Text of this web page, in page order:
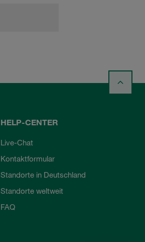
HELP-CENTER
Live-Chat
Kontaktformular
Standorte in Deutschland
Standorte weltweit
FAQ